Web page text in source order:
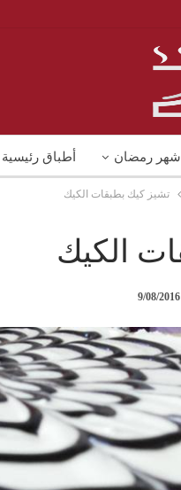
رمضان أطباق رئيسية
اكل دايت
تشيز كيك بطبقات الكيك
الكيك
9/08/2016